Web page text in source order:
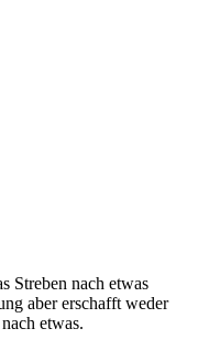
Streben nach etwas
aber erschafft weder
etwas.